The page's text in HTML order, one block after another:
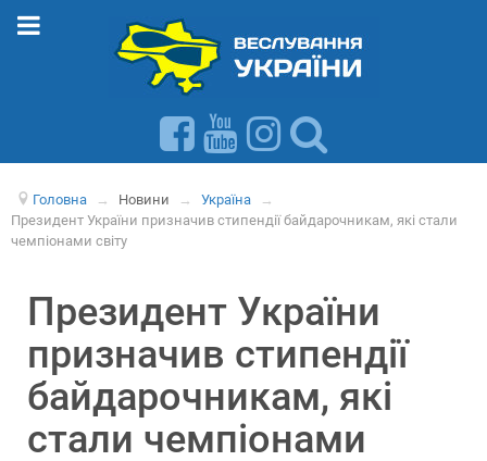
Головна → Новини → Україна
→
Президент України призначив стипендії байдарочникам, які стали
чемпіонами світу
Президент України
призначив стипендії
байдарочникам, які
стали чемпіонами